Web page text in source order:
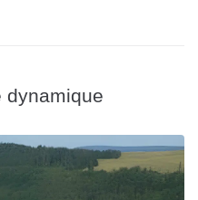
dynamique